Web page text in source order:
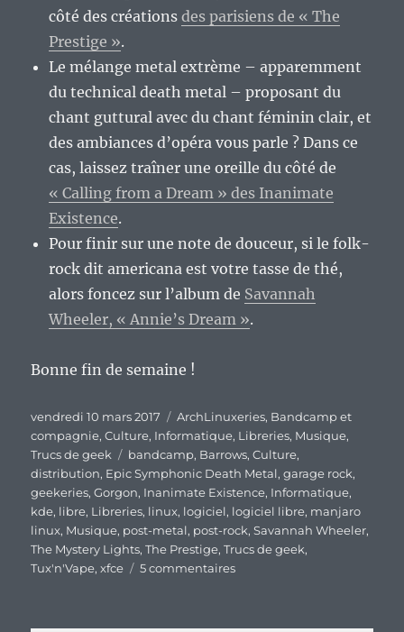
côté des créationsdes parisiens de « The
Prestige ».
Le mélange metal extrème – apparemment
du technical death metal – proposant du
chant guttural avec du chant féminin clair, et
des ambiances d’opéra vous parle ? Dans ce
cas, laissez traîner une oreille du côté de
« Calling from a Dream » des Inanimate
Existence.
Pour finir sur une note de douceur, si le folk-
rock dit americana est votre tasse de thé,
alors foncez sur l’album de Savannah
Wheeler, « Annie’s Dream ».
Bonne fin de semaine !
Publié
le
vendredi 10 mars 2017 Catégories
ArchLinuxeries, Bandcamp et
compagnie,Culture, Informatique, Libreries, Musique,
Trucs de geek
Étiquettes
bandcamp, Barrows,Culture,
distribution, Epic Symphonic Death Metal,garage rock,
geekeries,Gorgon, Inanimate Existence, Informatique,
kde, libre, Libreries, linux, logiciel, logiciel libre, manjaro
linux, Musique, post-metal, post-rock,Savannah Wheeler,
The Mystery Lights,The Prestige,Trucs de geek,
Tux'n'Vape,xfce 5 commentairessur